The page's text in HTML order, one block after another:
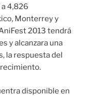
4,826
Monterrey y
2013 tendrá
y alcanzara una
la respuesta del
disponible en